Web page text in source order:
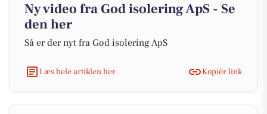
Ny video fra God isolering ApS - Se
den her
Så er der nyt fra God isolering ApS
Læs hele artiklen her Kopiér link